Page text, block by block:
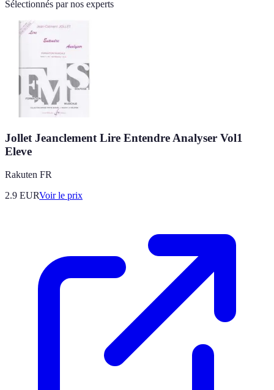
Sélectionnés par nos experts
Jollet Jeanclement Lire Entendre Analyser Vol1
Eleve
Rakuten FR
2.9 EURVoir le prix